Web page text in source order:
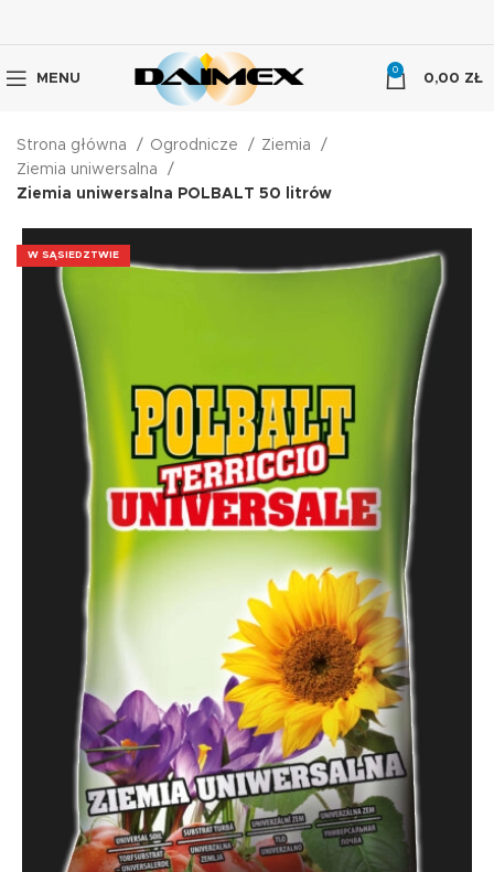
MENU
0
0,00 ZŁ
Strona główna Ogrodnicze
Ziemia
Ziemia uniwersalna
Ziemia uniwersalna POLBALT 50 litrów
W SĄSIEDZTWIE